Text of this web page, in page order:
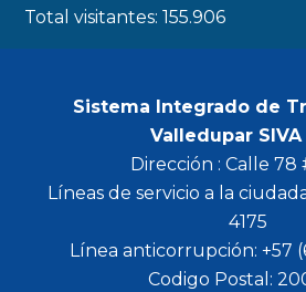
Total visitantes:155.906
Sistema Integrado de
Valledupar SIVA
Dirección : Calle 78
Líneas de servicio a la
4175
Línea anticorrupción: +57
Codigo Postal: